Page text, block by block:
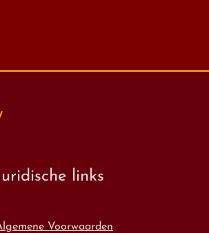
links
Voorwaarden